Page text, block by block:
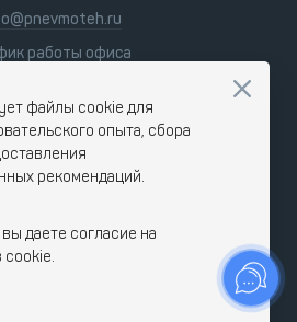
работы офиса
9:00 - 18:00
файлы cookie для
опыта, сбора
рекомендаций.
даете согласие на
cookie.